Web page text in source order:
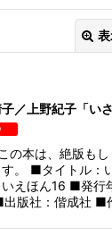
絞り込む
／上野紀子「い
の本は、絶版も
す。 ■タイトル：
いえほん16 ■発
版社：偕成社 ■